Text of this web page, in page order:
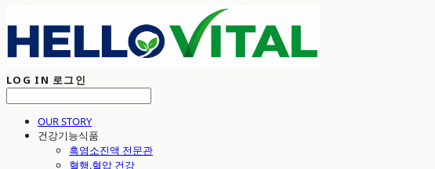
LOG IN 로그인
OUR STORY
건강기능식품
흑염소진액 전문관
혈행.혈압 건강